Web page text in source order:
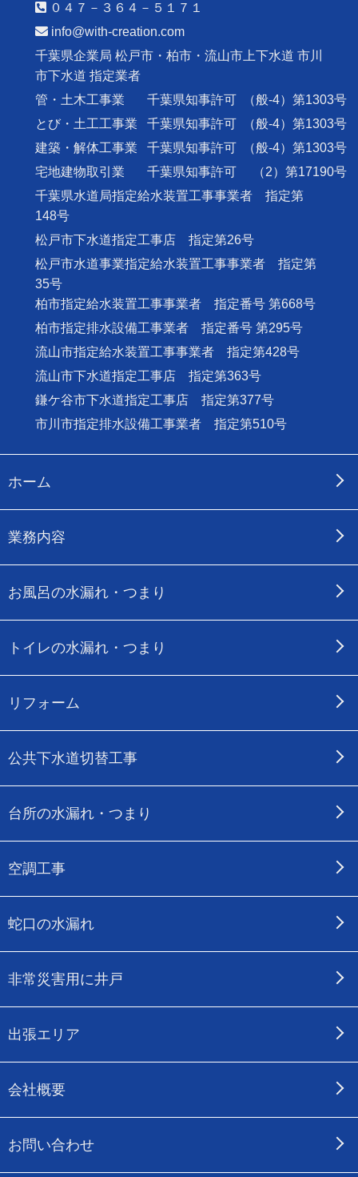
０４７－３６４－５１７１
info@with-creation.com
千葉県企業局 松戸市・柏市・流山市上下水道 市川
市下水道 指定業者
管・土木工事業
千葉県知事許可
（般-4）第1303号
とび・土工工事業
千葉県知事許可
（般-4）第1303号
建築・解体工事業
千葉県知事許可
（般-4）第1303号
宅地建物取引業
千葉県知事許可
（2）第17190号
千葉県水道局指定給水装置工事事業者 指定第
148号
松戸市下水道指定工事店 指定第26号
松戸市水道事業指定給水装置工事事業者 指定第
35号
柏市指定給水装置工事事業者 指定番号 第668号
柏市指定排水設備工事業者 指定番号 第295号
流山市指定給水装置工事事業者 指定第428号
流山市下水道指定工事店 指定第363号
鎌ケ谷市下水道指定工事店 指定第377号
市川市指定排水設備工事業者 指定第510号
ホーム
業務内容
お風呂の水漏れ・つまり
トイレの水漏れ・つまり
リフォーム
公共下水道切替工事
台所の水漏れ・つまり
空調工事
蛇口の水漏れ
非常災害用に井戸
出張エリア
会社概要
お問い合わせ